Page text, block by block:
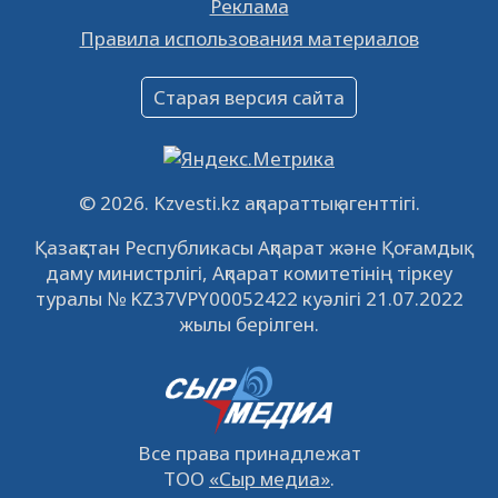
16.12.2022 61064
Объявление
09.12.2022
Свободные рабочие места
встречу с инвесторами в Кызылорде 22
ноября
21.11.2022 14952 0
© 2026. Kzvesti.kz ақпараттық агенттігі.
Қазақстан Республикасы Ақпарат және Қоғамдық
даму министрлігі, Ақпарат комитетінің тіркеу
туралы № KZ37VPY00052422 куәлігі 21.07.2022
жылы берілген.
Все права принадлежат
ТОО «Сыр медиа».
Реклама
Правила использования материалов
Старая версия сайта